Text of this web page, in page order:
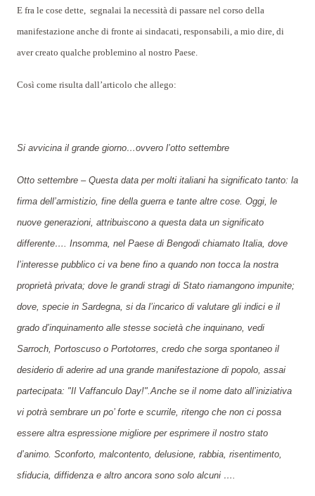
E fra le cose dette, segnalai la necessità di passare nel corso della
manifestazione anche di fronte ai sindacati, responsabili, a mio dire, di
aver creato qualche problemino al nostro Paese.
Così come risulta dall’articolo che allego:
Si avvicina il grande giorno…ovvero l’otto settembre
Otto settembre – Questa data per molti italiani ha significato tanto: la
firma dell’armistizio, fine della guerra e tante altre cose. Oggi, le
nuove generazioni, attribuiscono a questa data un significato
differente…. Insomma, nel Paese di Bengodi chiamato Italia, dove
l’interesse pubblico ci va bene fino a quando non tocca la nostra
proprietà privata; dove le grandi stragi di Stato riamangono impunite;
dove, specie in Sardegna, si da l’incarico di valutare gli indici e il
grado d’inquinamento alle stesse società che inquinano, vedi
Sarroch, Portoscuso o Portotorres, credo che sorga spontaneo il
desiderio di aderire ad una grande manifestazione di popolo, assai
partecipata: "Il Vaffanculo Day!".Anche se il nome dato all’iniziativa
vi potrà sembrare un po’ forte e scurrile, ritengo che non ci possa
essere altra espressione migliore per esprimere il nostro stato
d’animo. Sconforto, malcontento, delusione, rabbia, risentimento,
sfiducia, diffidenza e altro ancora sono solo alcuni ….